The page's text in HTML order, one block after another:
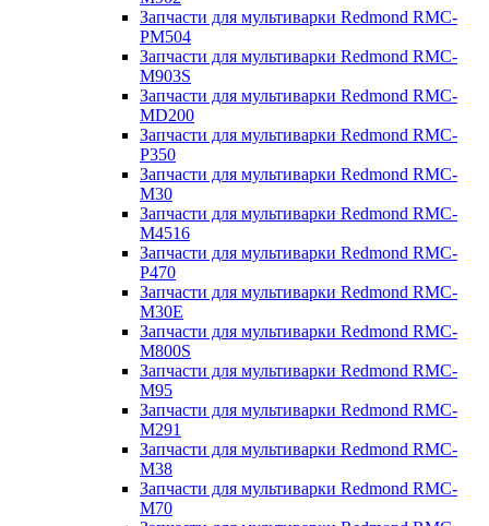
Запчасти для мультиварки Redmond RMC-
PM504
Запчасти для мультиварки Redmond RMC-
M903S
Запчасти для мультиварки Redmond RMC-
MD200
Запчасти для мультиварки Redmond RMC-
P350
Запчасти для мультиварки Redmond RMC-
M30
Запчасти для мультиварки Redmond RMC-
M4516
Запчасти для мультиварки Redmond RMC-
P470
Запчасти для мультиварки Redmond RMC-
M30E
Запчасти для мультиварки Redmond RMC-
M800S
Запчасти для мультиварки Redmond RMC-
M95
Запчасти для мультиварки Redmond RMC-
M291
Запчасти для мультиварки Redmond RMC-
M38
Запчасти для мультиварки Redmond RMC-
M70